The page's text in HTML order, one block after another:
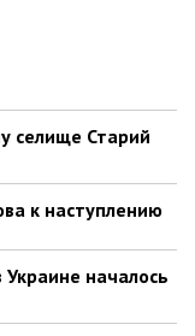
селище Старий
к наступлению
началось